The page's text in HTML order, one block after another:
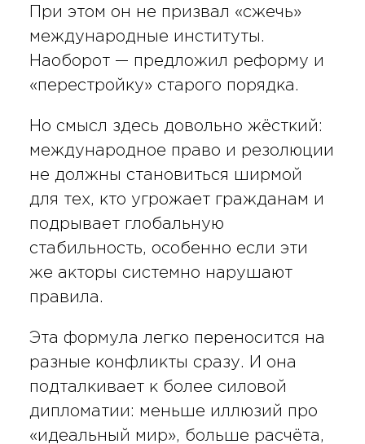
При этом он не призвал «сжечь»
международные институты.
Наоборот — предложил реформу и
«перестройку» старого порядка.
Но смысл здесь довольно жёсткий:
международное право и резолюции
не должны становиться ширмой
для тех, кто угрожает гражданам и
подрывает глобальную
стабильность, особенно если эти
же акторы системно нарушают
правила.
Эта формула легко переносится на
разные конфликты сразу. И она
подталкивает к более силовой
дипломатии: меньше иллюзий про
«идеальный мир», больше расчёта,